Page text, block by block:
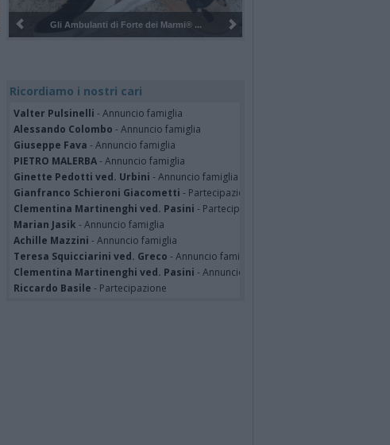
Pulizia del bosco del Rugareto a ...
Ricordiamo i nostri cari
Valter Pulsinelli - Annuncio famiglia
Alessando Colombo - Annuncio famiglia
Giuseppe Fava - Annuncio famiglia
PIETRO MALERBA- Annuncio famiglia
Ginette Pedotti ved. Urbini - Annuncio famiglia
Gianfranco Schieroni Giacometti - Partecipazione
Clementina Martinenghi ved. Pasini - Partecipazione
Marian Jasik - Annuncio famiglia
Achille Mazzini - Annuncio famiglia
Teresa Squicciarini ved. Greco - Annuncio famiglia
Clementina Martinenghi ved. Pasini - Annuncio famiglia
Riccardo Basile - Partecipazione